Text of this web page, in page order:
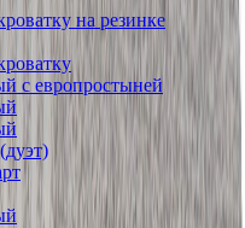
на резинке
с европростыней